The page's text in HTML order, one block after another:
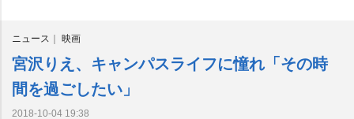
e
ニュース 映画
宮沢りえ、キャンパスライフに憧れ「その時
間を過ごしたい」
2018-10-04 19:38